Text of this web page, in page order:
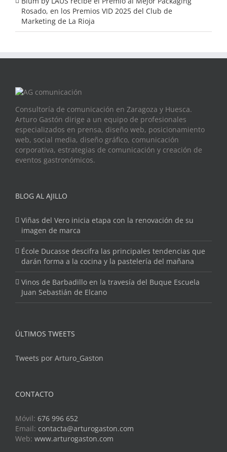
Rosado, en los Premios VID 2025 del Club de
Marketing de La Rioja
Consultoría de comunicación en Zaragoza y Huesca.
Arturo Gastón dirige a un equipo de profesionales
especializados en prensa, diseño web, posicionamiento
web, social media, diseño gráfico, comunicación
corporativa, estrategias de comunicación y creación de
eventos gastronómicos.
BLOG AL AJILLO
Viñas del Vero inicia etapa con la renovación de su
imagen de marca
École Ducasse descifra las principales tendencias que
darán forma a la cocina y la pastelería del mañana
Vinos de Barbadillo en la travesía del Buque Escuela
Juan Sebastián de Elcano
ÚLTIMOS TWEETS
Tweets por Arturo_Gaston
CONTACTO
Móvil: 676 996 652
Email: contacta@arturogaston.com
Web: www.arturogaston.com